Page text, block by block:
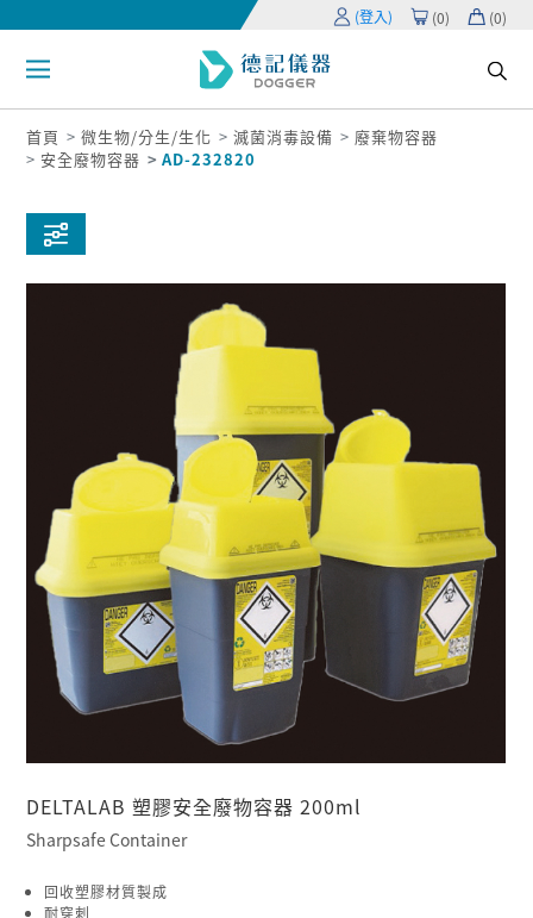
(登入) (0) (0)
首頁 微生物/分生/生化 滅菌消毒設備
廢棄物容器
安全廢物容器
AD-232820
DELTALAB 塑膠安全廢物容器 200ml
Sharpsafe Container
回收塑膠材質製成
耐穿刺